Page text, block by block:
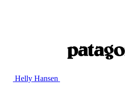
Helly Hansen